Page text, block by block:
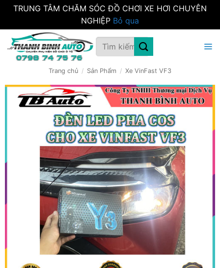
TRUNG TÂM CHĂM SÓC ĐỒ CHƠI XE HƠI CHUYÊN
NGHIỆP Bỏ qua
qua
Tìm
kiếm:
Trang chủ / Sản Phẩm / Xe VinFast VF3